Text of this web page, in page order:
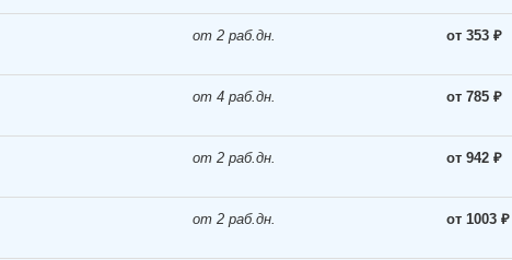
от 2 раб.дн. от 353 ₽
от 4 раб.дн. от 785 ₽
от 2 раб.дн. от 942 ₽
от 2 раб.дн. от 1003 ₽